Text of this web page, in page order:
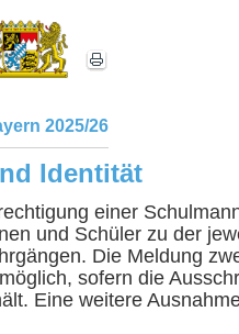
2025/26
Identität
einer
und Schüler zu der
Die Meldung
sofern die
Eine weitere